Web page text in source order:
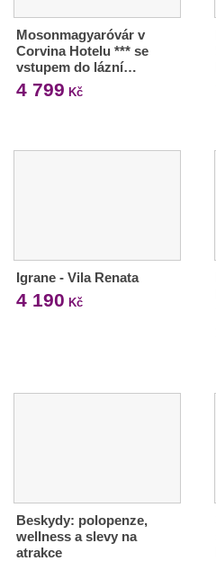
Mosonmagyaróvár v
Corvina Hotelu *** se
vstupem do lázní…
4 799 Kč
Igrane - Vila Renata
4 190 Kč
Beskydy: polopenze,
wellness a slevy na
atrakce